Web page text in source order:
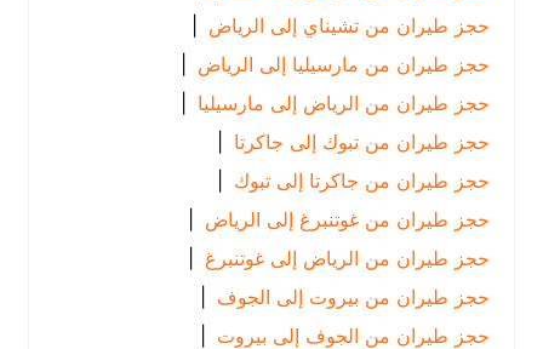
حجز طيران من تشيناي إلى الرياض
|
حجز طيران من مارسيليا إلى الرياض
|
حجز طيران من الرياض إلى مارسيليا |
حجز طيران من تبوك إلى جاكرتا
|
حجز طيران من جاكرتا إلى تبوك
|
حجز طيران من غوتنبرغ إلى الرياض
|
حجز طيران من الرياض إلى غوتنبرغ |
حجز طيران من بيروت إلى الجوف |
حجز طيران من الجوف إلى بيروت
|